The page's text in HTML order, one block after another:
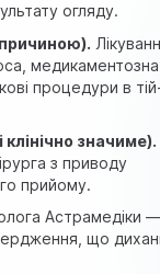
огляду.
медикаментозна
процедури в
значиме).
з приводу
прийому.
Астрамедіки
що